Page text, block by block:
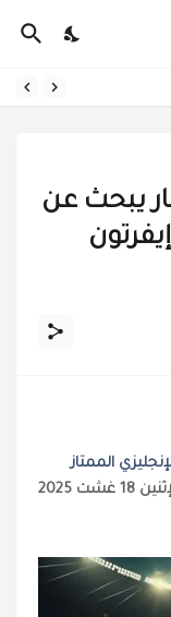
يبحث عن
الممتاز
بمواجهة على أرضه ضد ضيفه إيفرتون، يوم الإثنين 18 غشت 2025